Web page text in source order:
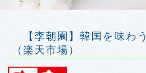
【李朝園】韓国を味わう
（楽天市場）